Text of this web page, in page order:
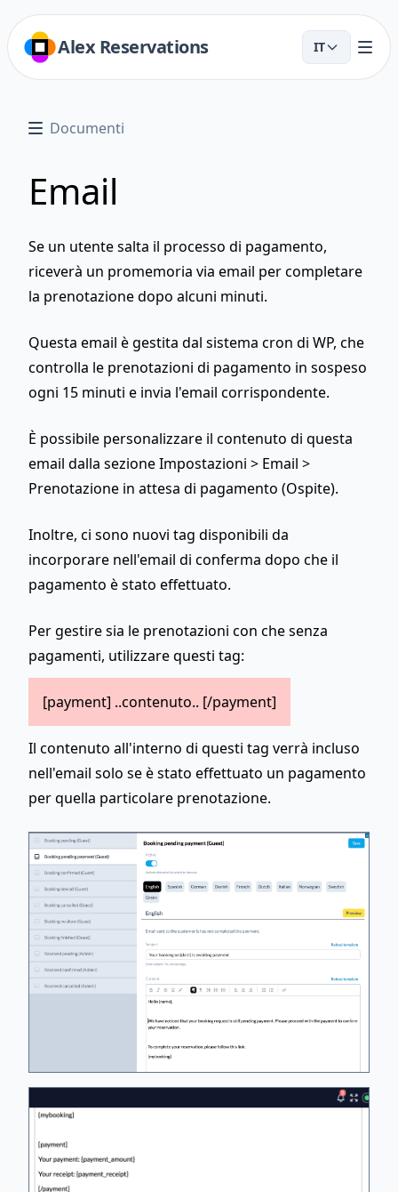
Alex Reservations IT
Documenti
Email
Se un utente salta il processo di pagamento,
riceverà un promemoria via email per completare
la prenotazione dopo alcuni minuti.
Questa email è gestita dal sistema cron di WP, che
controlla le prenotazioni di pagamento in sospeso
ogni 15 minuti e invia l'email corrispondente.
È possibile personalizzare il contenuto di questa
email dalla sezione Impostazioni > Email >
Prenotazione in attesa di pagamento (Ospite).
Inoltre, ci sono nuovi tag disponibili da
incorporare nell'email di conferma dopo che il
pagamento è stato effettuato.
Per gestire sia le prenotazioni con che senza
pagamenti, utilizzare questi tag:
[payment] ..contenuto.. [/payment]
Il contenuto all'interno di questi tag verrà incluso
nell'email solo se è stato effettuato un pagamento
per quella particolare prenotazione.